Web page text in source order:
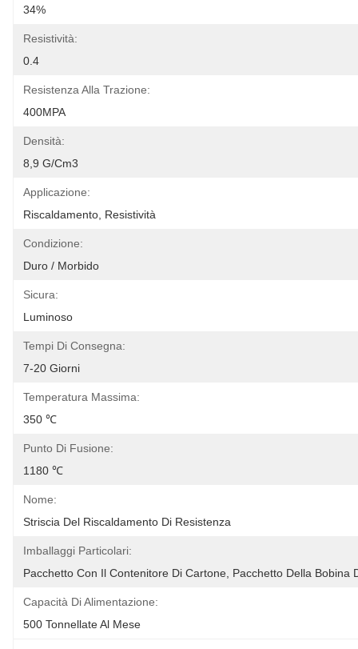
34%
Resistività:
0.4
Resistenza Alla Trazione:
400MPA
Densità:
8,9 G/cm3
Applicazione:
Riscaldamento, Resistività
Condizione:
Duro / Morbido
Sicura:
Luminoso
Tempi Di Consegna:
7-20 Giorni
Temperatura Massima:
350 ℃
Punto Di Fusione:
1180 ℃
Nome:
Striscia Del Riscaldamento Di Resistenza
Imballaggi Particolari:
Pacchetto Con Il Contenitore Di Cartone, Pacchetto Della Bobina
Capacità Di Alimentazione:
500 Tonnellate Al Mese